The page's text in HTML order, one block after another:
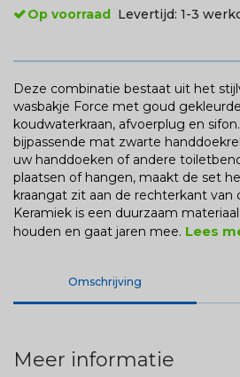
Op voorraad Levertijd: 1-3
Deze combinatie bestaat uit het
wasbakje Force met goud
koudwaterkraan, afvoerplug en
bijpassende mat zwarte
uw handdoeken of andere
plaatsen of hangen, maakt de set
kraangat zit aan de rechterkant van
Keramiek is een duurzaam
houden en gaat jaren mee. Lees
Omschrijving
Meer informatie